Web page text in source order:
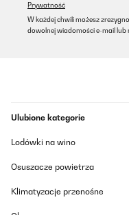
Prywatność
W każdej chwili możesz
dowolnej wiadomości e-mail lub
Ulubione kategorie
Lodówki na wino
Osuszacze powietrza
Klimatyzacje przenośne